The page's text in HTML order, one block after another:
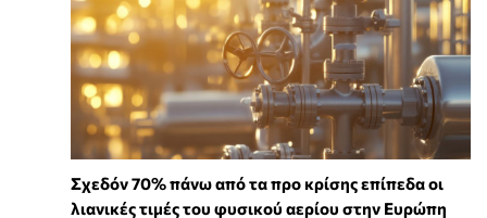
Σχεδόν 70% πάνω από τα προ κρίσης επίπεδα οι
λιανικές τιμές του φυσικού αερίου στην Ευρώπη